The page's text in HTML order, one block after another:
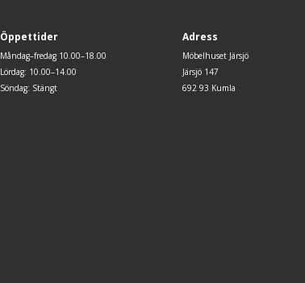
Öppettider
Måndag–fredag 10.00–18.00
Lördag: 10.00–14.00
Söndag: Stängt
Adress
Möbelhuset Järsjö
Järsjö 147
692 93 Kumla